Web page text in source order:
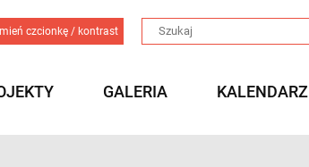
czcionkę / kontrast
GALERIA KALENDARZ